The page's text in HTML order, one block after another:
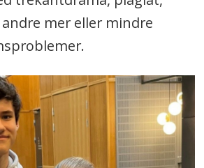
mer eller mindre